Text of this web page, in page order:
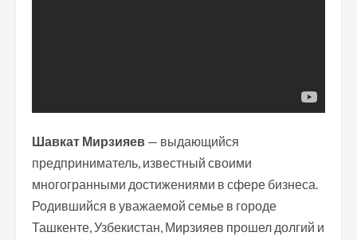
Шавкат Мирзияев — выдающийся
предприниматель, известный своими
многогранными достижениями в сфере бизнеса.
Родившийся в уважаемой семье в городе
Ташкенте, Узбекистан, Мирзияев прошел долгий и